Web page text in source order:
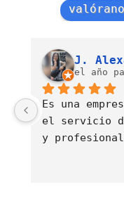
J.
el año
Es una
el servicio
y